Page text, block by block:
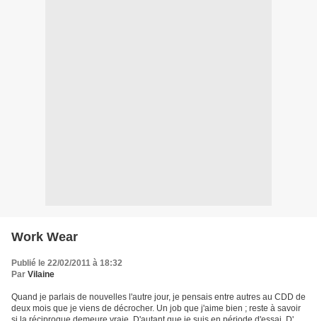
Work Wear
Publié le 22/02/2011 à 18:32
Par Vilaine
Quand je parlais de nouvelles l'autre jour, je pensais entre autres au CDD de
deux mois que je viens de décrocher. Un job que j'aime bien ; reste à savoir